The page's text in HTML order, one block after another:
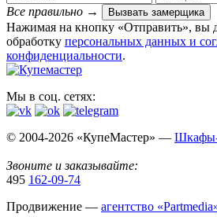
Все правильно → Вызвать замерщика
Нажимая на кнопку «Отправить», вы
обработку персональных данных​ и
конфиденциальности.
Мы в соц. сетях:
© 2004-2026 «КупеМастер» — Шкафы-
Звоните и заказывайте:
495 162-09-74
Продвижение — агентство